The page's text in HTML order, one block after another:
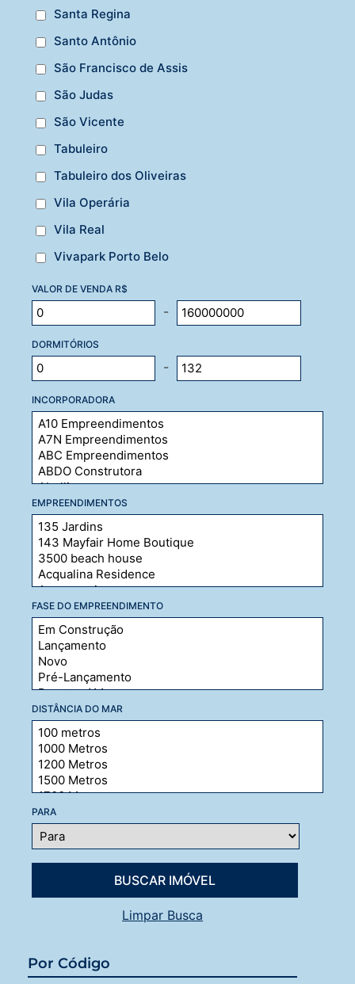
Santa Regina
Santo Antônio
São Francisco de Assis
São Judas
São Vicente
Tabuleiro
Tabuleiro dos Oliveiras
Vila Operária
Vila Real
Vivapark Porto Belo
VALOR DE VENDA R$
-
DORMITÓRIOS
-
INCORPORADORA
EMPREENDIMENTOS
FASE DO EMPREENDIMENTO
DISTÂNCIA DO MAR
PARA
Limpar Busca
Por Código